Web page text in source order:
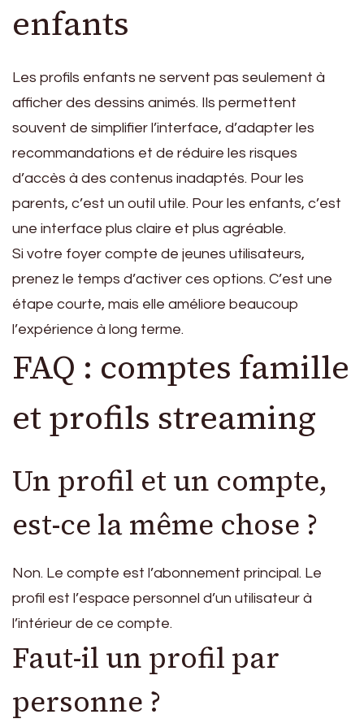
enfants
Les profils enfants ne servent pas seulement à
afficher des dessins animés. Ils permettent
souvent de simplifier l’interface, d’adapter les
recommandations et de réduire les risques
d’accès à des contenus inadaptés. Pour les
parents, c’est un outil utile. Pour les enfants, c’est
une interface plus claire et plus agréable.
Si votre foyer compte de jeunes utilisateurs,
prenez le temps d’activer ces options. C’est une
étape courte, mais elle améliore beaucoup
l’expérience à long terme.
FAQ : comptes famille
et profils streaming
Un profil et un compte,
est-ce la même chose ?
Non. Le compte est l’abonnement principal. Le
profil est l’espace personnel d’un utilisateur à
l’intérieur de ce compte.
Faut-il un profil par
personne ?